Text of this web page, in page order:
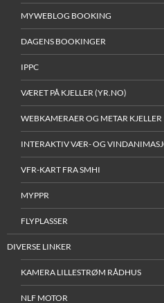
MYWEBLOG BOOKING
DAGENS BOOKINGER
IPPC
VÆRET PÅ KJELLER (YR.NO)
WEBKAMERAER OG METAR KJELLER
INTERAKTIV VÆR- OG
VFR-KART FRA SMHI
MYPPR
FLYPLASSER
DIVERSE LINKER
KAMERA LILLESTRØM RÅDHUS
NLF MOTOR